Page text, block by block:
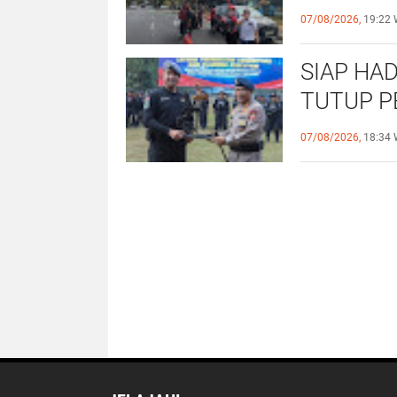
untuk
07/08/2026, 19:22
SIAP
TUTUP
OPERASI
07/08/2026, 18:34